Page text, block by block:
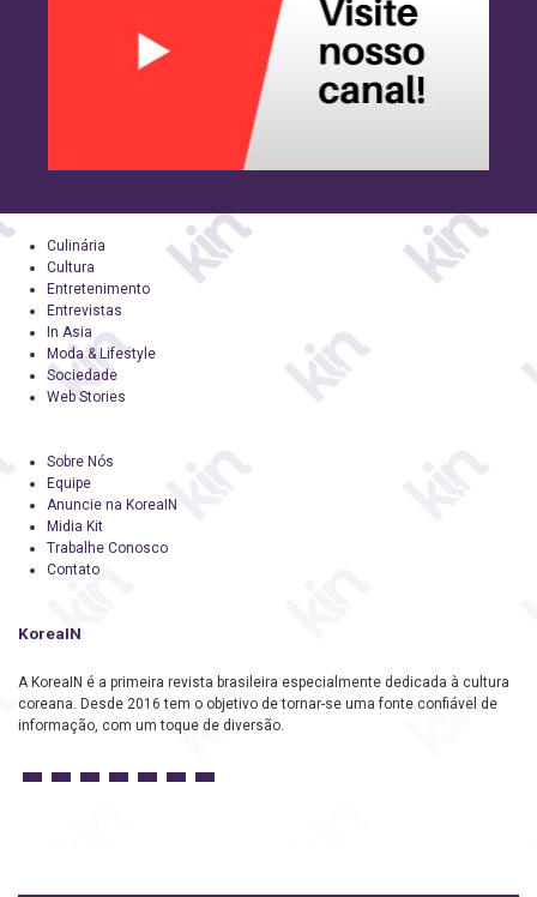
Culinária
Cultura
Entretenimento
Entrevistas
In Asia
Moda & Lifestyle
Sociedade
Web Stories
Sobre Nós
Equipe
Anuncie na KoreaIN
Midia Kit
Trabalhe Conosco
Contato
KoreaIN
A KoreaIN é a primeira revista brasileira especialmente dedicada à cultura
coreana. Desde 2016 tem o objetivo de tornar-se uma fonte confiável de
informação, com um toque de diversão.